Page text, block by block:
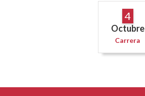
4
Octubre
Carrera